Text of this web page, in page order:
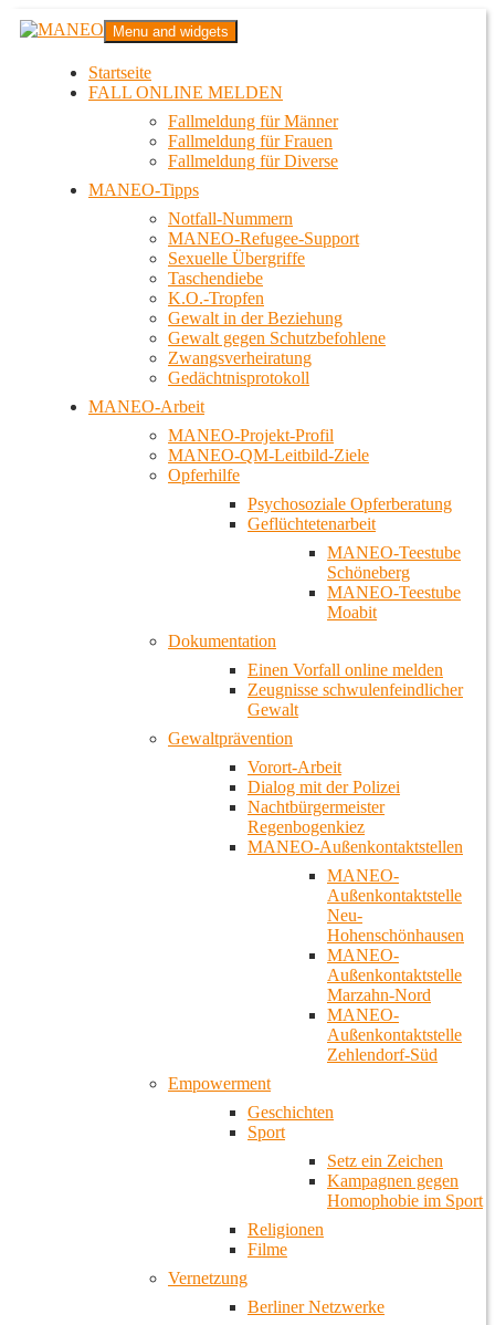
Zum
InhaltMANEO
Das schwule Anti-Gewalt-Projekt in Berlin
Menu and widgets
Startseite
FALL ONLINE MELDEN
Fallmeldung für Männer
Fallmeldung für Frauen
Fallmeldung für Diverse
MANEO-Tipps
Notfall-Nummern
MANEO-Refugee-Support
Sexuelle Übergriffe
Taschendiebe
K.O.-Tropfen
Gewalt in der Beziehung
Gewalt gegen Schutzbefohlene
Zwangsverheiratung
Gedächtnisprotokoll
MANEO-Arbeit
MANEO-Projekt-Profil
MANEO-QM-Leitbild-Ziele
Opferhilfe
Psychosoziale Opferberatung
Geflüchtetenarbeit
MANEO-Teestube
Schöneberg
MANEO-Teestube
Moabit
Dokumentation
Einen Vorfall online melden
Zeugnisse schwulenfeindlicher
Gewalt
Gewaltprävention
Vorort-Arbeit
Dialog mit der Polizei
Nachtbürgermeister
Regenbogenkiez
MANEO-Außenkontaktstellen
MANEO-
Außenkontaktstelle
Neu-
Hohenschönhausen
MANEO-
Außenkontaktstelle
Marzahn-Nord
MANEO-
Außenkontaktstelle
Zehlendorf-Süd
Empowerment
Geschichten
Sport
Setz ein Zeichen
Kampagnen gegen
Homophobie im Sport
Religionen
Filme
Vernetzung
Berliner Netzwerke